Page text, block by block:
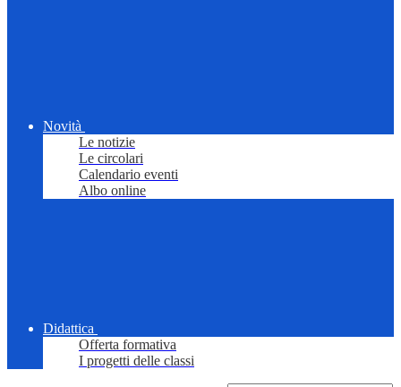
Novità
Le notizie
Le circolari
Calendario eventi
Albo online
Didattica
Offerta formativa
I progetti delle classi